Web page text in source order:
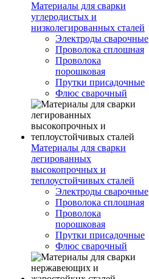
Материалы для сварки
углеродистых и
низколегированных сталей
Электроды сварочные
Проволока сплошная
Проволока
порошковая
Прутки присадочные
Флюс сварочный
Материалы для сварки
легированных
высокопрочных и
теплоустойчивых сталей
Электроды сварочные
Проволока сплошная
Проволока
порошковая
Прутки присадочные
Флюс сварочный